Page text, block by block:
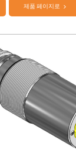
제품 페이지로